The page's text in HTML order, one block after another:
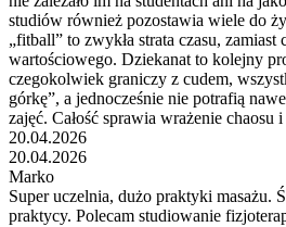
studiów również pozostawia wiele do
„fitball” to zwykła strata czasu, zamiast
wartościowego. Dziekanat to kolejny
czegokolwiek graniczy z cudem,
górkę”, a jednocześnie nie potrafią
zajęć. Całość sprawia wrażenie chaosu
20.04.2026
20.04.2026
Marko
Super uczelnia, dużo praktyki masażu.
praktycy. Polecam studiowanie